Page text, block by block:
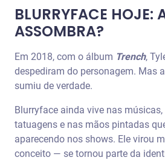
BLURRYFACE HOJE:
ASSOMBRA?
Em 2018, com o álbum Trench,
despediram do personagem. Mas
sumiu de verdade.
Blurryface ainda vive nas
tatuagens e nas mãos pintadas
aparecendo nos shows. Ele virou
conceito — se tornou parte da